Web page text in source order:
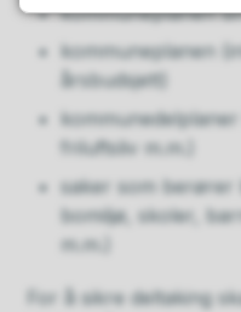
kommuneplanen
kommuneplanen
årsbudsjett)
friluftsliv m.m.)
saker som berører
bomiljø, skoler,
m.m.)
For å sikre deltaking